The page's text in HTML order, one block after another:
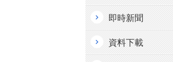
即時新聞
資料下載